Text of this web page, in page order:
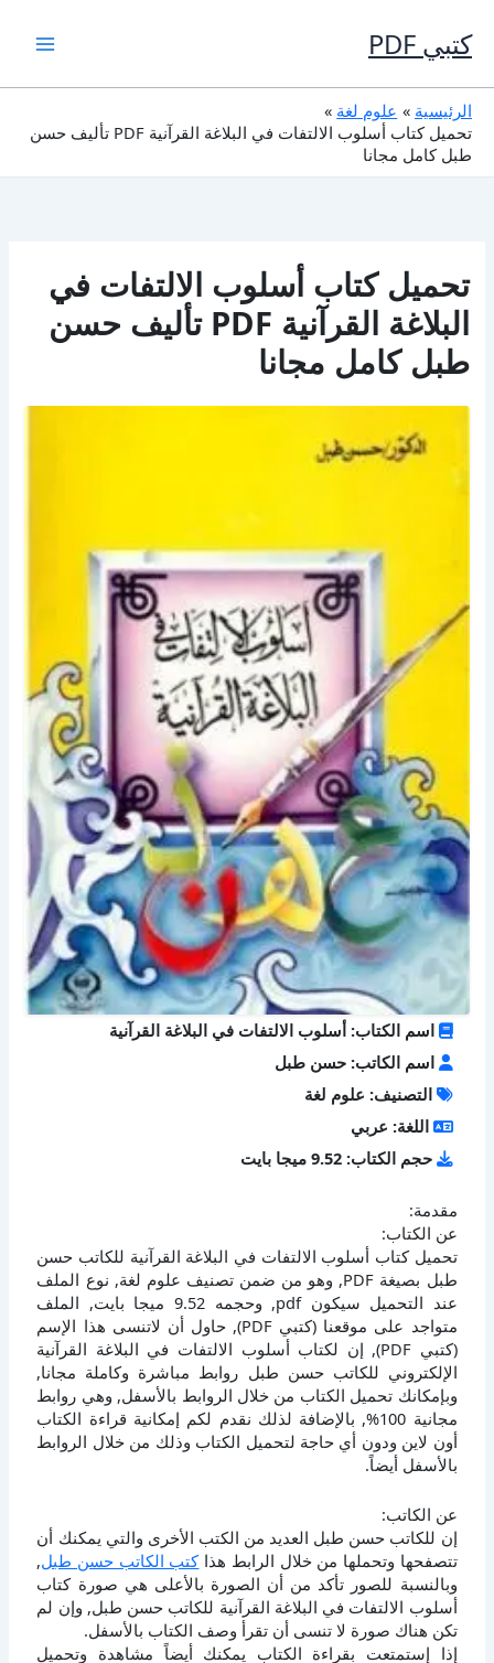
إلى
المحتوى
كتبي PDF
الرئيسية
علوم لغة
تحميل كتاب أسلوب الالتفات في البلاغة القرآنية PDF تأليف حسن
طبل كامل مجانا
تحميل كتاب أسلوب الالتفات في
البلاغة القرآنية PDF تأليف حسن
طبل كامل مجانا
اسم الكتاب: أسلوب الالتفات في البلاغة القرآنية
اسم الكاتب: حسن طبل
التصنيف: علوم لغة
اللغة: عربي
حجم الكتاب: 9.52 ميجا بايت
مقدمة:
عن الكتاب:
تحميل كتاب أسلوب الالتفات في البلاغة القرآنية للكاتب حسن
طبل بصيغة PDF, وهو من ضمن تصنيف علوم لغة, نوع الملف
عند التحميل سيكون pdf, وحجمه 9.52 ميجا بايت, الملف
متواجد على موقعنا (كتبي PDF), حاول أن لاتنسى هذا الإسم
(كتبي PDF), إن لكتاب أسلوب الالتفات في البلاغة القرآنية
الإلكتروني للكاتب حسن طبل روابط مباشرة وكاملة مجانا,
وبإمكانك تحميل الكتاب من خلال الروابط بالأسفل, وهي روابط
مجانية 100%, بالإضافة لذلك نقدم لكم إمكانية قراءة الكتاب
أون لاين ودون أي حاجة لتحميل الكتاب وذلك من خلال الروابط
بالأسفل أيضاً.
عن الكاتب:
إن للكاتب حسن طبل العديد من الكتب الأخرى والتي يمكنك أن
تتصفحها وتحملها من خلال الرابط هذاكتب الكاتب حسن طبل,
وبالنسبة للصور تأكد من أن الصورة بالأعلى هي صورة كتاب
أسلوب الالتفات في البلاغة القرآنية للكاتب حسن طبل, وإن لم
تكن هناك صورة لا تنسى أن تقرأ وصف الكتاب بالأسفل.
إذا إستمتعت بقراءة الكتاب يمكنك أيضاً مشاهدة وتحميل